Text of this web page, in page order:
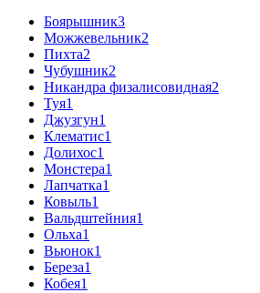
Боярышник3
Можжевельник2
Пихта2
Чубушник2
Никандра физалисовидная2
Туя1
Джузгун1
Клематис1
Долихос1
Монстера1
Лапчатка1
Ковыль1
Вальдштейния1
Ольха1
Вьюнок1
Береза1
Кобея1